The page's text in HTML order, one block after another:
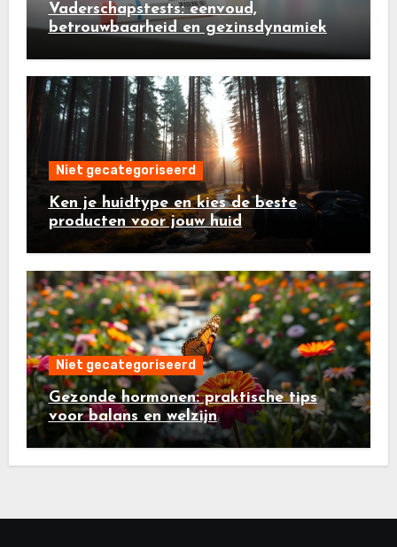
Vaderschapstests: eenvoud,
betrouwbaarheid en gezinsdynamiek
Niet gecategoriseerd
Ken je huidtype en kies de beste
producten voor jouw huid
Niet gecategoriseerd
Gezonde hormonen: praktische tips
voor balans en welzijn